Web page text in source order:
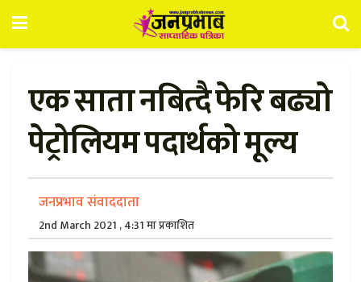
एक साता नबित्दै फेरि बढ्यो
पेट्रोलियम पदार्थको मूल्य
जनप्रभाव संवाददाता
2nd March 2021 , 4:31 मा प्रकाशित